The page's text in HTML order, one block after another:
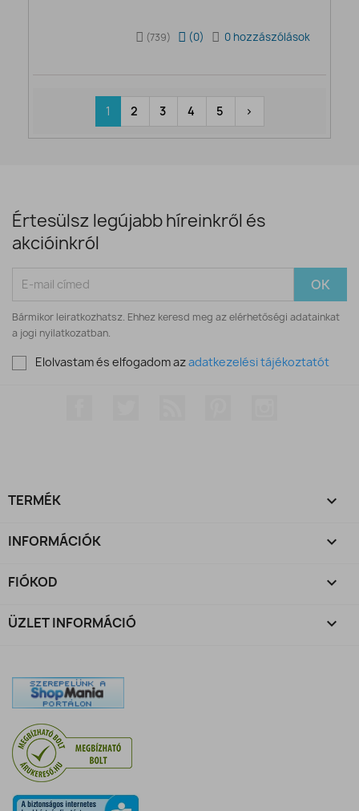
(739) (0) 0 hozzászólások
1 2 3 4 5 >
Értesülsz legújabb híreinkről és
akcióinkról
Bármikor leiratkozhatsz. Ehhez keresd meg az elérhetőségi adatainkat
a jogi nyilatkozatban.
Elolvastam és elfogadom azadatkezelési tájékoztatót
TERMÉK 
INFORMÁCIÓK 
FIÓKOD 
ÜZLET INFORMÁCIÓ keyboard_arrow_down